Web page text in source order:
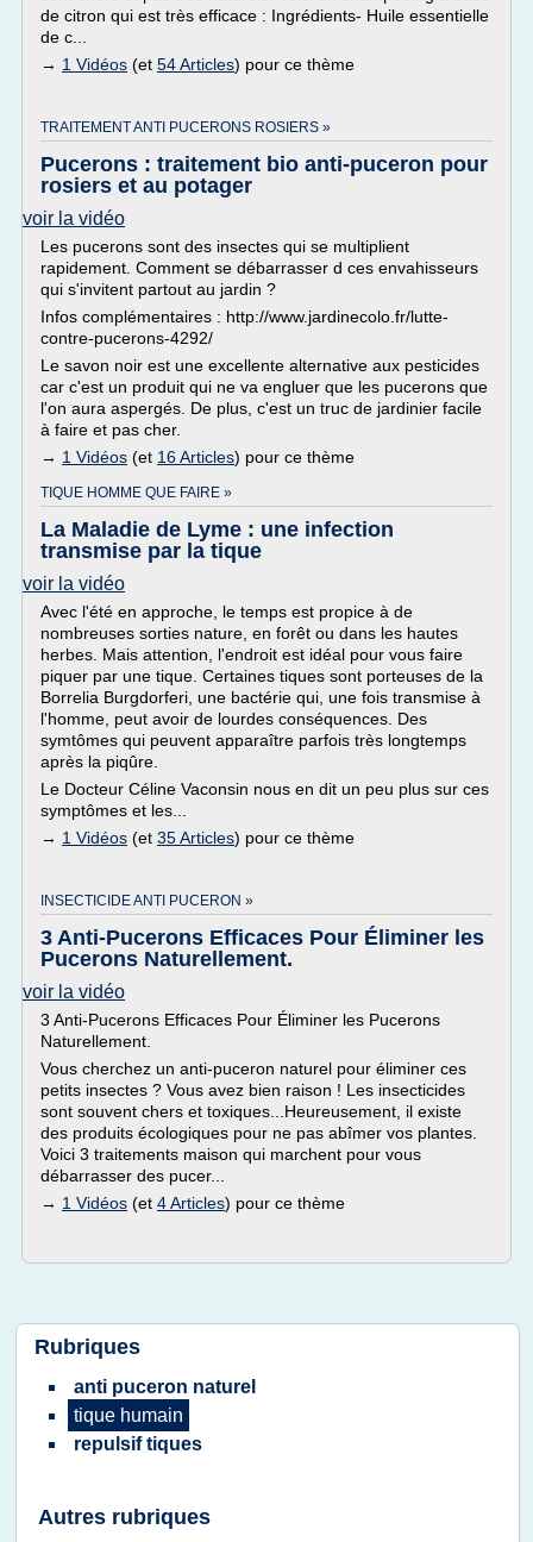
de citron qui est très efficace : Ingrédients- Huile essentielle
de c...
→ 1 Vidéos (et 54 Articles) pour ce thème
TRAITEMENT ANTI PUCERONS ROSIERS »
Pucerons : traitement bio anti-puceron pour
rosiers et au potager
voir la vidéo
Les pucerons sont des insectes qui se multiplient
rapidement. Comment se débarrasser d ces envahisseurs
qui s'invitent partout au jardin ?
Infos complémentaires : http://www.jardinecolo.fr/lutte-
contre-pucerons-4292/
Le savon noir est une excellente alternative aux pesticides
car c'est un produit qui ne va engluer que les pucerons que
l'on aura aspergés. De plus, c'est un truc de jardinier facile
à faire et pas cher.
→ 1 Vidéos (et 16 Articles) pour ce thème
TIQUE HOMME QUE FAIRE »
La Maladie de Lyme : une infection
transmise par la tique
voir la vidéo
Avec l'été en approche, le temps est propice à de
nombreuses sorties nature, en forêt ou dans les hautes
herbes. Mais attention, l'endroit est idéal pour vous faire
piquer par une tique. Certaines tiques sont porteuses de la
Borrelia Burgdorferi, une bactérie qui, une fois transmise à
l'homme, peut avoir de lourdes conséquences. Des
symtômes qui peuvent apparaître parfois très longtemps
après la piqûre.
Le Docteur Céline Vaconsin nous en dit un peu plus sur ces
symptômes et les...
→ 1 Vidéos (et 35 Articles) pour ce thème
INSECTICIDE ANTI PUCERON »
3 Anti-Pucerons Efficaces Pour Éliminer les
Pucerons Naturellement.
voir la vidéo
3 Anti-Pucerons Efficaces Pour Éliminer les Pucerons
Naturellement.
Vous cherchez un anti-puceron naturel pour éliminer ces
petits insectes ? Vous avez bien raison ! Les insecticides
sont souvent chers et toxiques...Heureusement, il existe
des produits écologiques pour ne pas abîmer vos plantes.
Voici 3 traitements maison qui marchent pour vous
débarrasser des pucer...
→ 1 Vidéos (et 4 Articles) pour ce thème
Rubriques
anti puceron naturel
tique humain
repulsif tiques
Autres rubriques